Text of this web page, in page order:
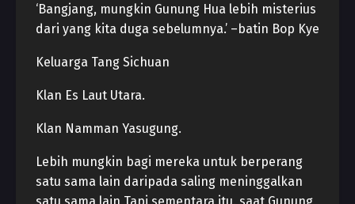
‘Bangjang, mungkin Gunung Hua lebih misterius
dari yang kita duga sebelumnya.’ –batin Bop Kye
Keluarga Tang Sichuan
Klan Es Laut Utara.
Klan Namman Yasugung.
Lebih mungkin bagi mereka untuk berperang
satu sama lain daripada saling meninggalkan